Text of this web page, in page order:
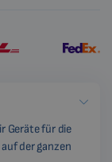
Geräte für die
der ganzen